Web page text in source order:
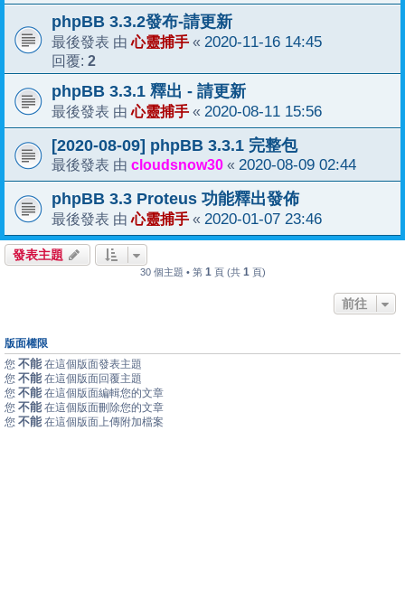
phpBB 3.3.2發布-請更新
最後發表 由心靈捕手 « 2020-11-16 14:45
回覆: 2
phpBB 3.3.1 釋出 - 請更新
最後發表 由心靈捕手 « 2020-08-11 15:56
[2020-08-09] phpBB 3.3.1 完整包
最後發表 由 cloudsnow30 « 2020-08-09 02:44
phpBB 3.3 Proteus 功能釋出發佈
最後發表 由心靈捕手 « 2020-01-07 23:46
發表主題
30 個主題 • 第 1 頁 (共 1 頁)
前往
版面權限
您 不能 在這個版面發表主題
您 不能 在這個版面回覆主題
您 不能 在這個版面編輯您的文章
您 不能 在這個版面刪除您的文章
您 不能 在這個版面上傳附加檔案